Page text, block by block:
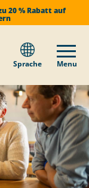
20 % Rabatt auf
Sprache Menu